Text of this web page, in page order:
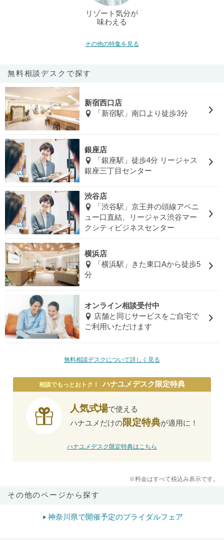
リゾート気分が
味わえる
その他の特集を見る
無料相談デスクで探す
新宿西口店
「新宿駅」南口より徒歩3分
銀座店
「銀座駅」徒歩4分 リージャス
銀座三丁目センター
渋谷店
「渋谷駅」京王井の頭線アベニ
ュー口直結、リージャス渋谷マー
クシティビジネスセンター
横浜店
「横浜駅」きた東口Aから徒歩5
分
オンライン相談受付中
店舗と同じサービスをご自宅で
ご利用いただけます
無料相談デスクについて詳しく見る
相談でもっとおトク！ ハナユメデスク限定特典
人気式場で使える
ハナユメだけの限定特典が適用に！
ハナユメデスク限定特典はこちら
※料金はすべて税込み表示です。
その他のページから探す
神奈川県で開催予定のブライダルフェア